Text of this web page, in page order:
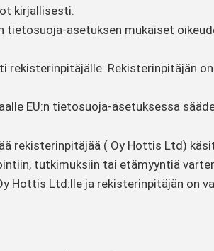
kirjallisesti.
tietosuoja-asetuksen mukaiset
rekisterinpitäjälle. Rekisterinpitäjän
EU:n tietosuoja-asetuksessa
rekisterinpitäjää ( Oy Hottis Ltd)
tutkimuksiin tai etämyyntiä
Hottis Ltd:lle ja rekisterinpitäjän on